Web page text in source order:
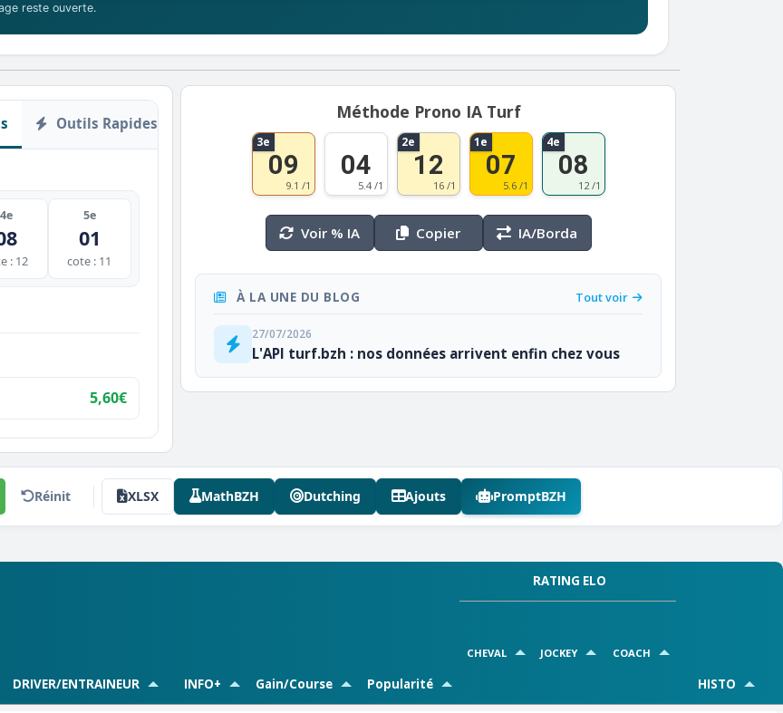
reste ouverte.
Outils Rapides
4e
: 12
5e
01
cote : 11
5,60€
Méthode Prono IA Turf
3e
09
9.1 /1
04
5.4 /1
2e
12
16 /1
1e
07
5.6 /1
4e
08
12 /1
Voir % IA Copier IA/Borda
À LA UNE DU BLOG Tout voir
27/07/2026
L'API turf.bzh : nos données arrivent enfin chez vous
Réinit XLSX MathBZH Dutching Ajouts PromptBZH
DRIVER/ENTRAINEUR INFO+ Gain/Course Popularité
RATING ELO
CHEVAL JOCKEY COACH
HISTO